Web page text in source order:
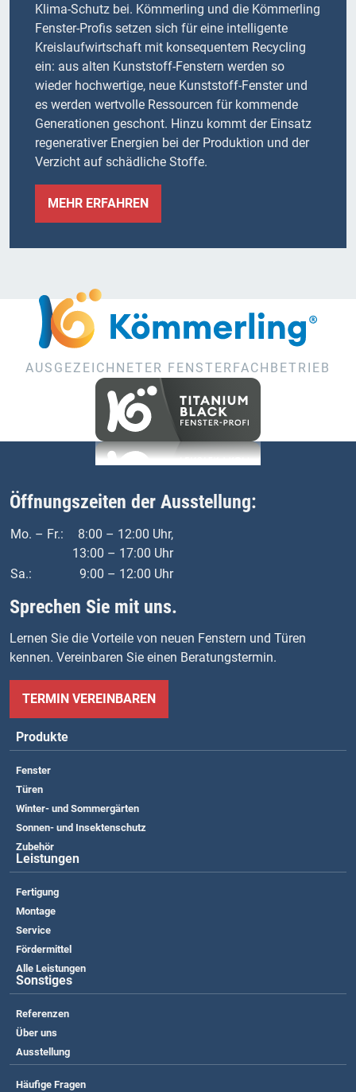
Klima-Schutz bei. Kömmerling und die Kömmerling
Fenster-Profis setzen sich für eine intelligente
Kreislaufwirtschaft mit konsequentem Recycling
ein: aus alten Kunststoff-Fenstern werden so
wieder hochwertige, neue Kunststoff-Fenster und
es werden wertvolle Ressourcen für kommende
Generationen geschont. Hinzu kommt der Einsatz
regenerativer Energien bei der Produktion und der
Verzicht auf schädliche Stoffe.
MEHR ERFAHREN
AUSGEZEICHNETER FENSTERFACHBETRIEB
Öffnungszeiten der Ausstellung:
Mo. – Fr.:
8:00 – 12:00 Uhr,
13:00 – 17:00 Uhr
Sa.:
9:00 – 12:00 Uhr
Sprechen Sie mit uns.
Lernen Sie die Vorteile von neuen Fenstern und Türen
kennen. Vereinbaren Sie einen Beratungstermin.
TERMIN VEREINBAREN
Produkte
Fenster
Türen
Winter- und Sommergärten
Sonnen- und Insektenschutz
Zubehör
Leistungen
Fertigung
Montage
Service
Fördermittel
Alle Leistungen
Sonstiges
Referenzen
Über uns
Ausstellung
Häufige Fragen